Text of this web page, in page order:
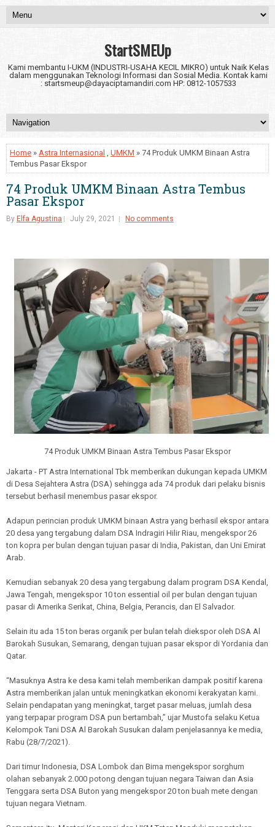
StartSMEUp
Kami membantu I-UKM (INDUSTRI-USAHA KECIL MIKRO) untuk Naik Kelas
dalam menggunakan Teknologi Informasi dan Sosial Media. Kontak kami
: startsmeup@dayaciptamandiri.com HP: 0812-1057533
Home » Astra Internasional , UMKM » 74 Produk UMKM Binaan Astra
Tembus Pasar Ekspor
74 Produk UMKM Binaan Astra Tembus
Pasar Ekspor
By Elfa Agustina July 29, 2021 No comments
74 Produk UMKM Binaan Astra Tembus Pasar Ekspor
Jakarta - PT Astra International Tbk memberikan dukungan kepada UMKM
di Desa Sejahtera Astra (DSA) sehingga ada 74 produk dari pelaku bisnis
tersebut berhasil menembus pasar ekspor.
Adapun perincian produk UMKM binaan Astra yang berhasil ekspor antara
20 desa yang tergabung dalam DSA Indragiri Hilir Riau, mengekspor 26
ton kopra per bulan dengan tujuan pasar di India, Pakistan, dan Uni Emirat
Arab.
Kemudian sebanyak 20 desa yang tergabung dalam program DSA Kendal,
Jawa Tengah, mengekspor 10 ton essential oil per bulan dengan tujuan
pasar di Amerika Serikat, China, Belgia, Perancis, dan El Salvador.
Selain itu ada 15 ton beras organik per bulan telah diekspor oleh DSA Al
Barokah Susukan, Semarang, dengan tujuan pasar ekspor di Yordania dan
Qatar.
“Masuknya Astra ke desa kami telah memberikan dampak positif karena
Astra memberikan jalan untuk meningkatkan ekonomi kerakyatan kami.
Selain pendapatan yang meningkat, target pasar meluas, jumlah desa
yang terpapar program DSA pun bertambah,” ujar Mustofa selaku Ketua
Kelompok Tani DSA Al Barokah Susukan dalam penjelasannya ke media,
Rabu (28/7/2021).
Dari timur Indonesia, DSA Lombok dan Bima mengekspor sorghum
olahan sebanyak 2.000 potong dengan tujuan negara Taiwan dan Asia
Tenggara serta DSA Buton yang mengekspor 20 ton buah mete dengan
tujuan negara Vietnam.